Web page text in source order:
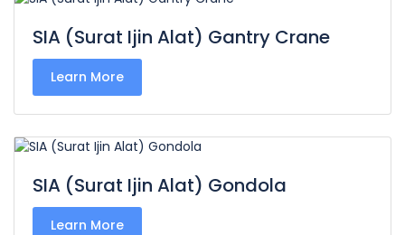
SIA (Surat Ijin Alat) Gantry Crane
Learn More
SIA (Surat Ijin Alat) Gondola
Learn More